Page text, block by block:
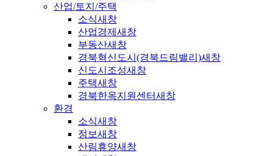
산업/토지/주택
소식새창
산업경제 새창
부동산새창
경북혁신도시(경북드림밸리)새창
신도시조성새창
주택새창
경북한옥지원센터새창
환경
소식새창
정보새창
산림휴양새창